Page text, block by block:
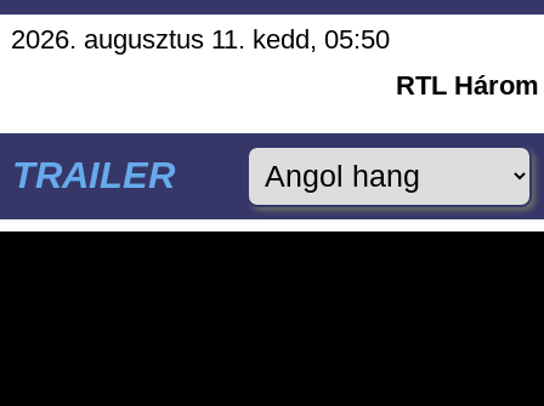
2026. augusztus 11. kedd, 05:50
RTL Három
TRAILER